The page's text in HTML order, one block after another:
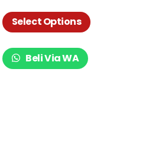
011-01Select Options
Beli Via WA